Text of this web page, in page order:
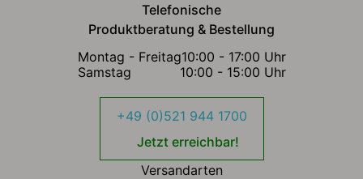
Telefonische
Produktberatung & Bestellung
Montag - Freitag10:00 - 17:00 Uhr
Samstag
10:00 - 15:00 Uhr
+49 (0)521 944 1700
Jetzt erreichbar!
Versandarten